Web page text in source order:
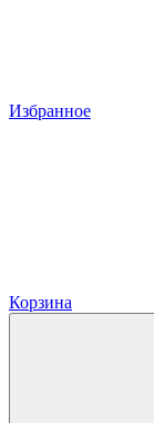
Избранное
Корзина